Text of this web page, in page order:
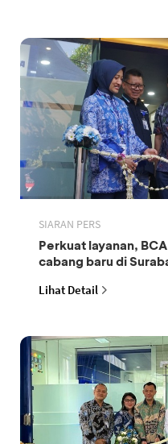
SIARAN PERS
Perkuat layanan,
cabang baru di
Lihat Detail